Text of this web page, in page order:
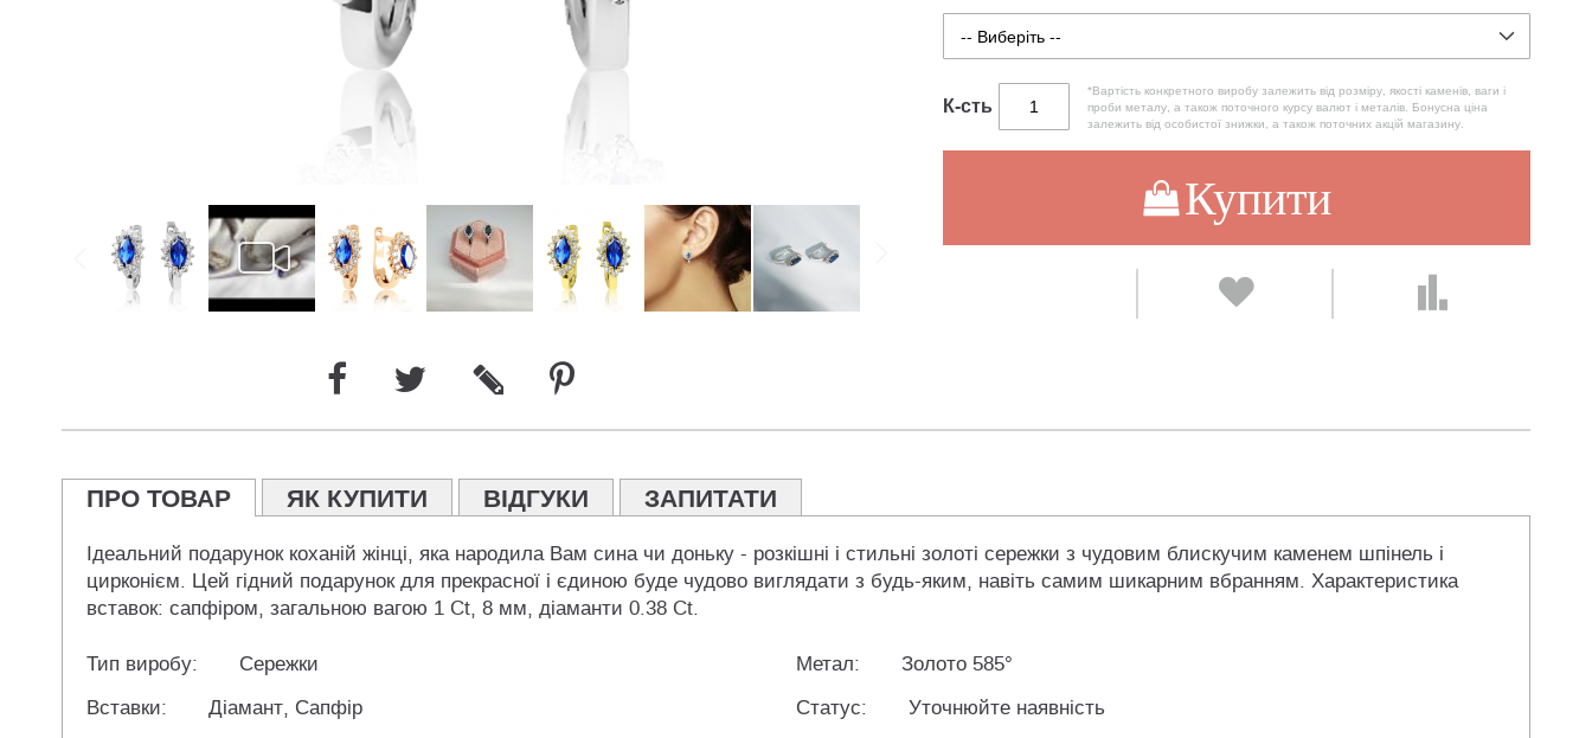
К-сть
*Вартість конкретного виробу залежить від розміру, якості каменів, ваги і
проби металу, а також поточного курсу валют і металів. Бонусна ціна
залежить від особистої знижки, а також поточних акцій магазину.
Купити
ПРО ТОВАР ЯК КУПИТИ ВІДГУКИ ЗАПИТАТИ
Ідеальний подарунок коханій жінці, яка народила Вам сина чи доньку - розкішні і стильні золоті сережки з чудовим блискучим каменем шпінель і
цирконієм. Цей гідний подарунок для прекрасної і єдиною буде чудово виглядати з будь-яким, навіть самим шикарним вбранням. Характеристика
вставок: сапфіром, загальною вагою 1 Ct, 8 мм, діаманти 0.38 Ct.
Тип виробу: Сережки Метал:
Золото 585°
Вставки:
Діамант, Сапфір Статус:
Уточнюйте наявність